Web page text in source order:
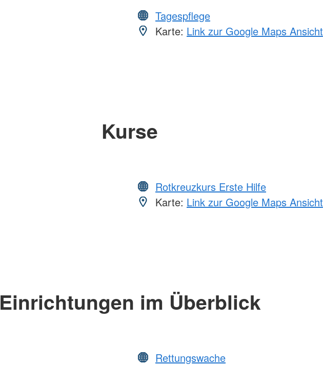
Tagespflege
Karte: Link zur Google Maps Ansicht
Kurse
Rotkreuzkurs Erste Hilfe
Karte: Link zur Google Maps Ansicht
Einrichtungen im Überblick
Rettungswache